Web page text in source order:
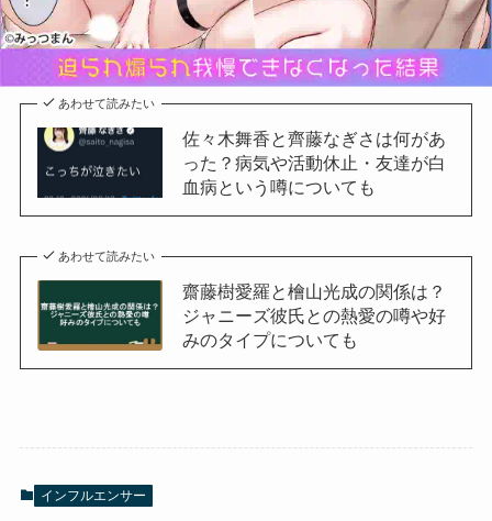
あわせて読みたい
佐々木舞香と齊藤なぎさは何があ
った？病気や活動休止・友達が白
血病という噂についても
あわせて読みたい
齋藤樹愛羅と檜山光成の関係は？
ジャニーズ彼氏との熱愛の噂や好
みのタイプについても
インフルエンサー